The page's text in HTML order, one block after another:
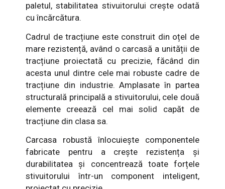
paletul, stabilitatea stivuitorului crește odată
cu încărcătura.
Cadrul de tracțiune este construit din oțel de
mare rezistență, având o carcasă a unității de
tracțiune proiectată cu precizie, făcând din
acesta unul dintre cele mai robuste cadre de
tracțiune din industrie. Amplasate în partea
structurală principală a stivuitorului, cele două
elemente creează cel mai solid capăt de
tracțiune din clasa sa.
Carcasa robustă înlocuiește componentele
fabricate pentru a crește rezistența și
durabilitatea și concentrează toate forțele
stivuitorului într-un component inteligent,